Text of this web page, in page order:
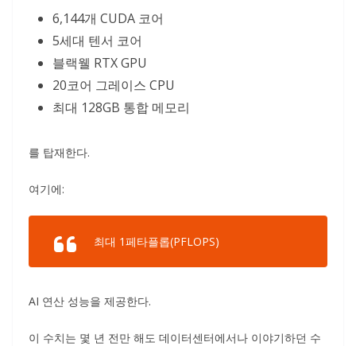
6,144개 CUDA 코어
5세대 텐서 코어
블랙웰 RTX GPU
20코어 그레이스 CPU
최대 128GB 통합 메모리
를 탑재한다.
여기에:
최대 1페타플롭(PFLOPS)
AI 연산 성능을 제공한다.
이 수치는 몇 년 전만 해도 데이터센터에서나 이야기하던 수